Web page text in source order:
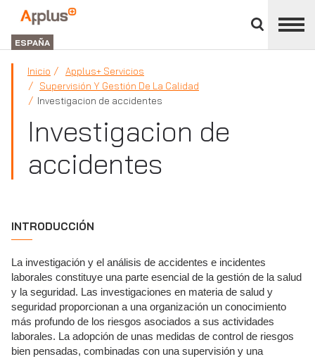
panel
Applus+
GROUP
ESPAÑA
Inicio
Applus+ Servicios
Supervisión Y Gestión De La Calidad
Investigacion de accidentes
Investigacion de
accidentes
INTRODUCCIÓN
La investigación y el análisis de accidentes e incidentes
laborales constituye una parte esencial de la gestión de la salud
y la seguridad. Las investigaciones en materia de salud y
seguridad proporcionan a una organización un conocimiento
más profundo de los riesgos asociados a sus actividades
laborales. La adopción de unas medidas de control de riesgos
bien pensadas, combinadas con una supervisión y una